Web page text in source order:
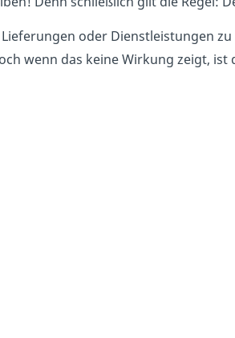
oder Dienstleistungen
wenn das keine Wirkung zeigt, ist